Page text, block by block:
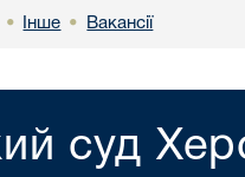
• Інше • Вакансії
суд